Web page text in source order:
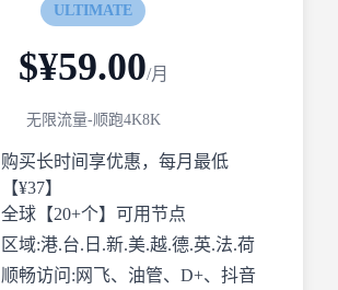
ULTIMATE
$¥59.00/月
无限流量-顺跑4K8K
购买长时间享优惠，每月最低
【¥37】
全球【20+个】可用节点
区域:港.台.日.新.美.越.德.英.法.荷
顺畅访问:网飞、油管、D+、抖音